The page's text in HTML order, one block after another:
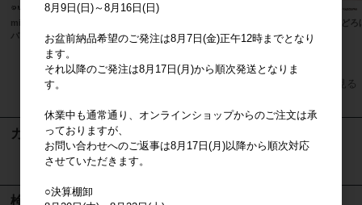
miffy ミッフィー たのしい食卓 エコ
バッグ
パンどろ
すべてのおすすめ商品を見る
カート
検索
8月9日(日)～8月16日(日)
お盆前納品希望のご発注は8月7日(金)正午12時までとなり
ます。
それ以降のご発注は8月17日(月)から順次発送となりま
す。
休業中も通常通り、オンラインショップからのご注文は承
っておりますが、
お問い合わせへのご返事は8月17日(月)以降から順次対応
させていただきます。
○決算棚卸